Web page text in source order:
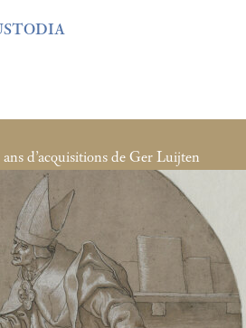
"var_mode" in
d’acquisitions de Ger Luijten